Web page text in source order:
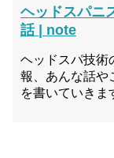
ヘッドスパニ
話 | note
ヘッドスパ技術
報、あんな話や
を書いていきま